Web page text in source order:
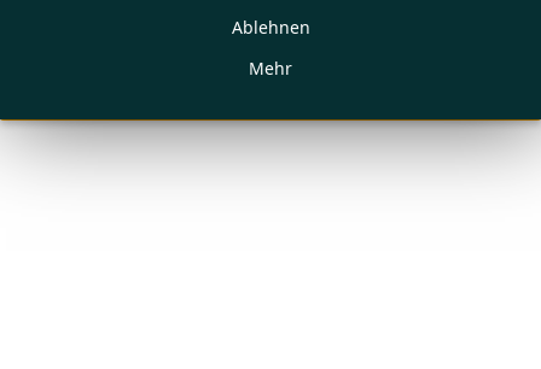
Mehr
Ablehnen